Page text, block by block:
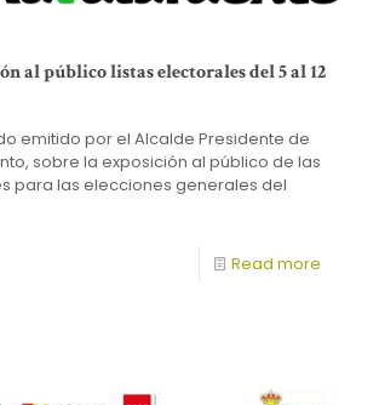
al público listas electorales del 5 al 12
emitido por el Alcalde Presidente de
sobre la exposición al público de las
para las elecciones generales del
Read more